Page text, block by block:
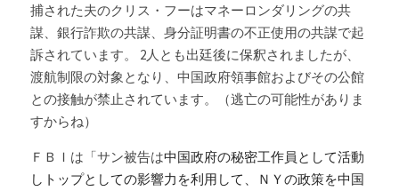
捕された夫のクリス・フーはマネーロンダリングの共
謀、銀行詐欺の共謀、身分証明書の不正使用の共謀で起
訴されています。 2人とも出廷後に保釈されましたが、
渡航制限の対象となり、中国政府領事館およびその公館
との接触が禁止されています。（逃亡の可能性がありま
すからね）
ＦＢＩは「サン被告は中国政府の秘密工作員として活動
しトップとしての影響力を利用して、ＮＹの政策を中国